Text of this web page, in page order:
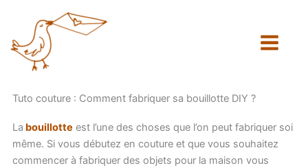
contenu
Tuto couture : Comment fabriquer sa bouillotte DIY ?
La bouillotte est l’une des choses que l’on peut fabriquer soi
même. Si vous débutez en couture et que vous souhaitez
commencer à fabriquer des objets pour la maison vous